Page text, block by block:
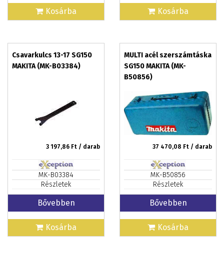
Kosárba Kosárba
Csavarkulcs 13-17 SG150
MAKITA (MK-B03384)
3 197,86 Ft / darab
MK-B03384
Részletek
Bővebben
Kosárba
MULTI acél szerszámtáska
SG150 MAKITA (MK-
B50856)
37 470,08 Ft / darab
MK-B50856
Részletek
Bővebben
Kosárba